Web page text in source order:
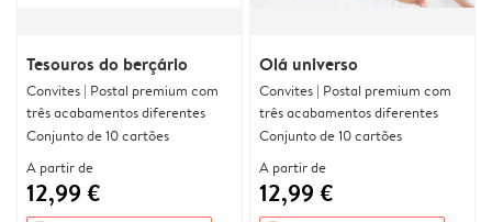
Tesouros do berçário
Convites | Postal premium com
três acabamentos diferentes
Conjunto de 10 cartões
A partir de
12,99 €
Olá universo
Convites | Postal premium com
três acabamentos diferentes
Conjunto de 10 cartões
A partir de
12,99 €